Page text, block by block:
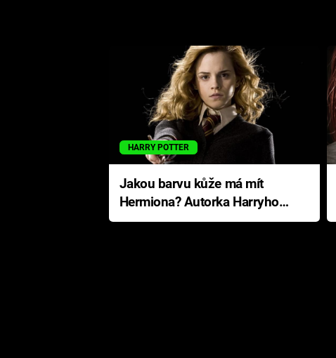
HARRY POTTER
Jakou barvu kůže má mít
Hermiona? Autorka Harryho
Pottera přišla s ráznou